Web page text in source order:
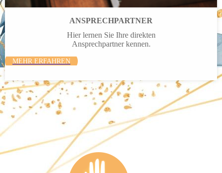
ANSPRECH­PARTNER
Hier lernen Sie Ihre direkten
Ansprech­partner kennen.
MEHR ERFAHREN